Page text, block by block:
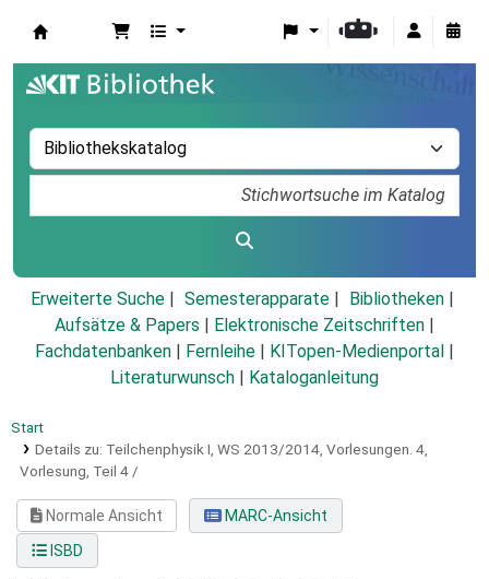
Erweiterte Suche Semesterapparate
Bibliotheken
Aufsätze & Papers
Elektronische Zeitschriften
Fachdatenbanken
Fernleihe KITopen-Medienportal
Literaturwunsch
Kataloganleitung
Start
Details zu: Teilchenphysik I, WS 2013/2014, Vorlesungen. 4,
Vorlesung, Teil 4 /
Normale Ansicht
MARC-Ansicht
ISBD